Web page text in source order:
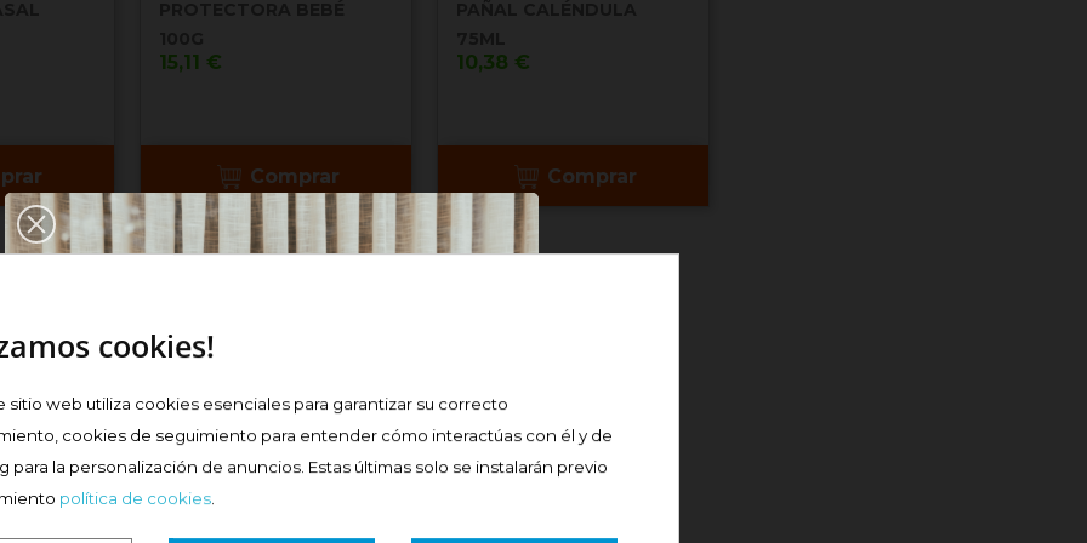
Precio
15,11 €
Comprar
Precio
10,38 €
Comprar
cookies!
sitio web utiliza cookies esenciales para garantizar su correcto
cookies de seguimiento para entender cómo interactúas con él y de
para la personalización de anuncios. Estas últimas solo se instalarán previo
política de cookies